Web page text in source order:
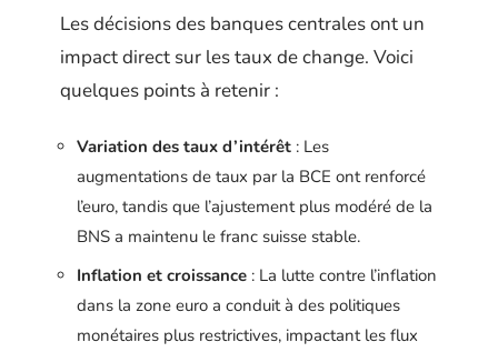
Les décisions des banques centrales ont un
impact direct sur les taux de change. Voici
quelques points à retenir :
Variation des taux d’intérêt : Les
augmentations de taux par la BCE ont renforcé
l’euro, tandis que l’ajustement plus modéré de la
BNS a maintenu le franc suisse stable.
Inflation et croissance : La lutte contre l’inflation
dans la zone euro a conduit à des politiques
monétaires plus restrictives, impactant les flux